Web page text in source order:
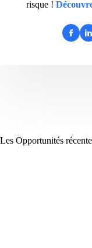
risque !
Les Opportunités